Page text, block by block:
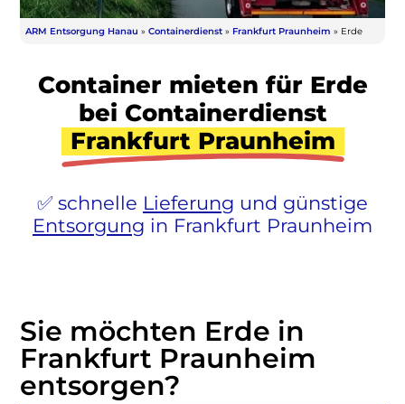
ARM Entsorgung Hanau » Containerdienst » Frankfurt Praunheim » Erde
Container mieten für Erde
bei Containerdienst
Frankfurt Praunheim
schnelle Lieferung und günstige
Entsorgung in Frankfurt Praunheim
Sie möchten Erde in
Frankfurt Praunheim
entsorgen?